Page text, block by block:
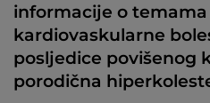
informacije o temama
kardiovaskularne
posljedice povišenog
porodična